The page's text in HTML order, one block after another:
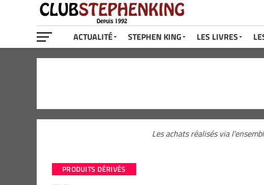
ACTUALITÉ STEPHEN KING LES LIVRES
Les achats réalisés via
PRODUITS DÉRIVÉS